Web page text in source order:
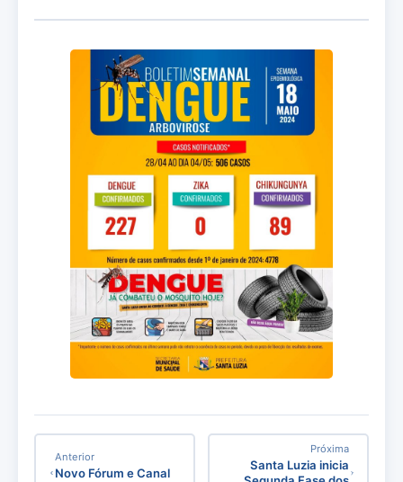
Anterior
Novo Fórum e Canal
Próxima
Santa Luzia inicia